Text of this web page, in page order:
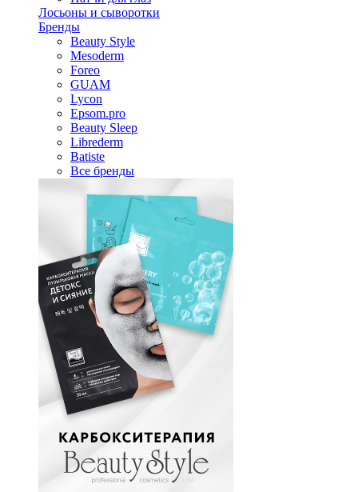
Лосьоны и сыворотки
Бренды
Beauty Style
Mesoderm
Foreo
GUAM
Lycon
Epsom.pro
Beauty Sleep
Librederm
Batiste
Все бренды